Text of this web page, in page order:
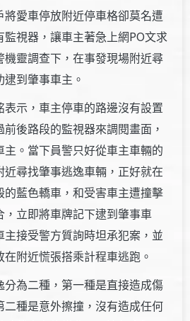
將愛車停放附近停車格卻莫名遭
視器，讓車主著急上網PO文求
機靈調查下，在事發現場附近尋
到肇事車主。
表示，車主停車的路邊沒有設置
後路段的監視器來調閱畫面，
主。當下員警只好從車主車輛的
近尋找肇事逃逸車輛，正好就在
的藍色轎車，和受害車主遭撞擊
，立即將車牌記下逮到肇事車
主接受警方質詢時坦承犯案，並
附近慌張搭乘計程車逃跑。
分為二種，第一種是直接造成傷
二種是意外擦撞，沒有造成任何